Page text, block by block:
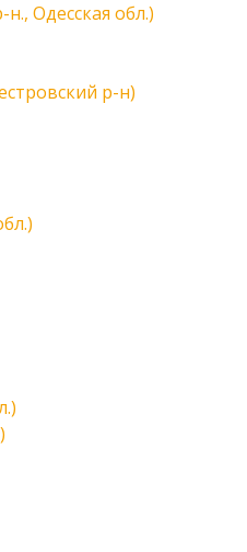
Одесская обл.)
р-н)